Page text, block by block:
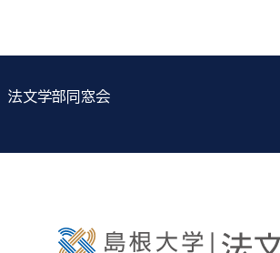
法文学部同窓会